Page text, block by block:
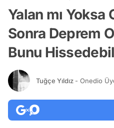
Yalan mı
Sonra Deprem
Bunu
Tuğçe Yıldız - Onedio